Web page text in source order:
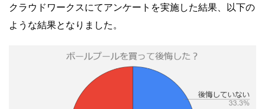
クラウドワークスにてアンケートを実施した結果、以下の
ような結果となりました。